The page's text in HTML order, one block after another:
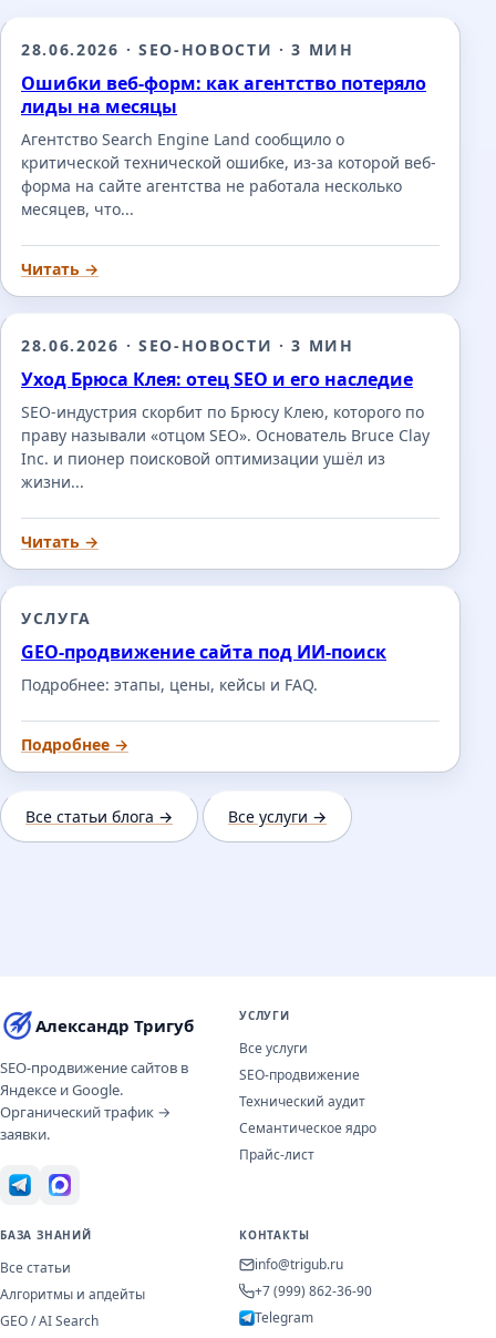
28.06.2026 · SEO-НОВОСТИ · 3 МИН
Ошибки веб-форм: как агентство потеряло
лиды на месяцы
Агентство Search Engine Land сообщило о
критической технической ошибке, из-за которой веб-
форма на сайте агентства не работала несколько
месяцев, что...
Читать →
28.06.2026 · SEO-НОВОСТИ · 3 МИН
Уход Брюса Клея: отец SEO и его наследие
SEO-индустрия скорбит по Брюсу Клею, которого по
праву называли «отцом SEO». Основатель Bruce Clay
Inc. и пионер поисковой оптимизации ушёл из
жизни...
Читать →
УСЛУГА
GEO-продвижение сайта под ИИ-поиск
Подробнее: этапы, цены, кейсы и FAQ.
Подробнее →
Все статьи блога → Все услуги →
Александр Тригуб
SEO-продвижение сайтов в
Яндексе и Google.
Органический трафик →
заявки.
УСЛУГИ
Все услуги
SEO-продвижение
Технический аудит
Семантическое ядро
Прайс-лист
БАЗА ЗНАНИЙ
Все статьи
Алгоритмы и апдейты
GEO / AI Search
КОНТАКТЫ
info@trigub.ru
+7 (999) 862-36-90
Telegram